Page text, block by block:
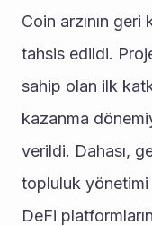
Coin arzının
tahsis edildi.
sahip olan ilk
kazanma
verildi. Dahası,
topluluk yönetimi
DeFi